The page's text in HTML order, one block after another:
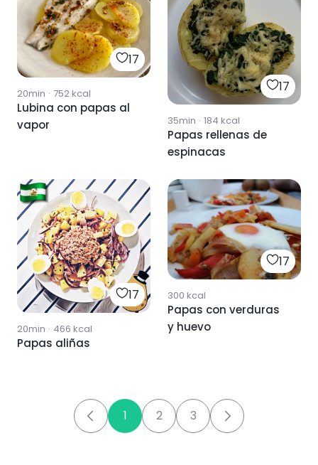
17
20min · 752kcal
Lubina con papas al
vapor
17
35min · 184 kcal
Papas rellenas de
espinacas
17
20min · 466 kcal
Papas aliñas
17
300 kcal
Papas con verduras
y huevo
1 2 3